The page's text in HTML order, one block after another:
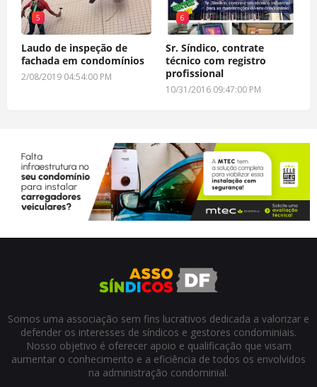
5
Laudo de inspeção de
fachada em condomínios
2/08/2019 04:54:00 PM
6
Sr. Síndico, contrate
técnico com registro
profissional
10/31/2016 09:47:00 PM
Somos uma associação sem fins lucrativos dedicada a valorizar e
defender os interesses de síndicos e gestores condominiais.
Nosso objetivo é oferecer apoio e qualificação que visam
aumentar o conhecimento e a eficiência de todos os envolvidos
na administração condominial.